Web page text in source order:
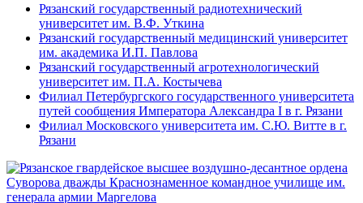
Рязанский государственный радиотехнический
университет им. В.Ф. Уткина
Рязанский государственный медицинский университет
им. академика И.П. Павлова
Рязанский государственный агротехнологический
университет им. П.А. Костычева
Филиал Петербургского государственного университета
путей сообщения Императора Александра I в г. Рязани
Филиал Московского университета им. С.Ю. Витте в г.
Рязани